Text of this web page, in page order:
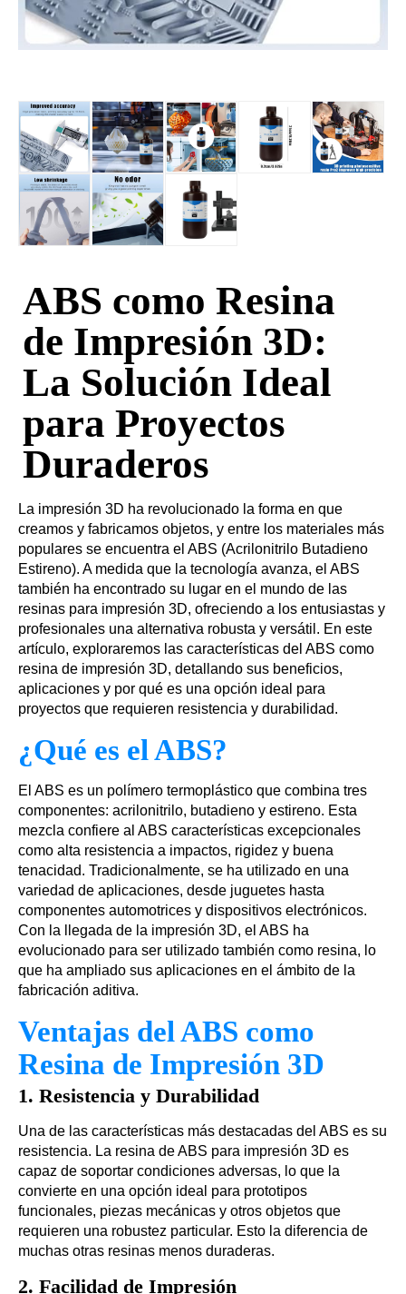
ABS como Resina
de Impresión 3D:
La Solución Ideal
para Proyectos
Duraderos
La impresión 3D ha revolucionado la forma en que
creamos y fabricamos objetos, y entre los materiales más
populares se encuentra el ABS (Acrilonitrilo Butadieno
Estireno). A medida que la tecnología avanza, el ABS
también ha encontrado su lugar en el mundo de las
resinas para impresión 3D, ofreciendo a los entusiastas y
profesionales una alternativa robusta y versátil. En este
artículo, exploraremos las características del ABS como
resina de impresión 3D, detallando sus beneficios,
aplicaciones y por qué es una opción ideal para
proyectos que requieren resistencia y durabilidad.
¿Qué es el ABS?
El ABS es un polímero termoplástico que combina tres
componentes: acrilonitrilo, butadieno y estireno. Esta
mezcla confiere al ABS características excepcionales
como alta resistencia a impactos, rigidez y buena
tenacidad. Tradicionalmente, se ha utilizado en una
variedad de aplicaciones, desde juguetes hasta
componentes automotrices y dispositivos electrónicos.
Con la llegada de la impresión 3D, el ABS ha
evolucionado para ser utilizado también como resina, lo
que ha ampliado sus aplicaciones en el ámbito de la
fabricación aditiva.
Ventajas del ABS como
Resina de Impresión 3D
1. Resistencia y Durabilidad
Una de las características más destacadas del ABS es su
resistencia. La resina de ABS para impresión 3D es
capaz de soportar condiciones adversas, lo que la
convierte en una opción ideal para prototipos
funcionales, piezas mecánicas y otros objetos que
requieren una robustez particular. Esto la diferencia de
muchas otras resinas menos duraderas.
2. Facilidad de Impresión